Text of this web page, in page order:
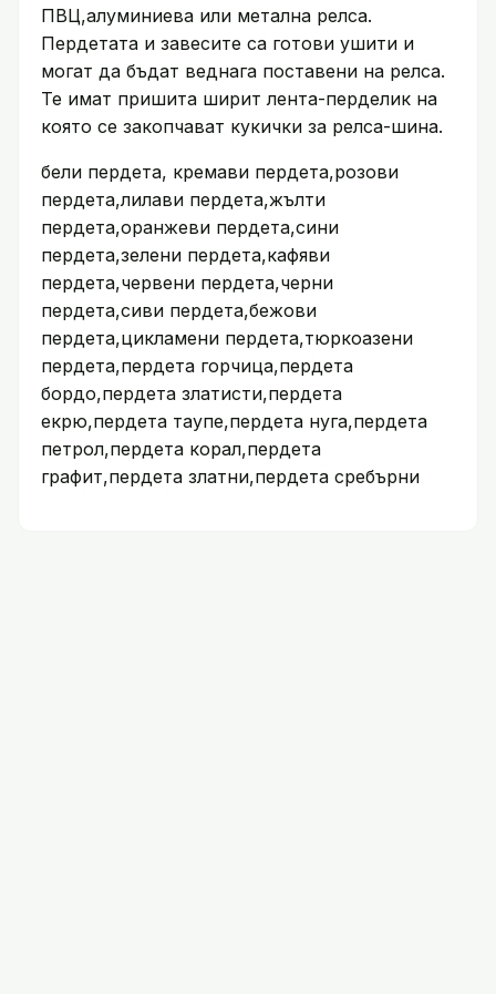
ПВЦ,алуминиева или метална релса.
Пердетата и завесите са готови ушити и
могат да бъдат веднага поставени на релса.
Те имат пришита ширит лента-перделик на
която се закопчават кукички за релса-шина.
бели пердета, кремави пердета,розови
пердета,лилави пердета,жълти
пердета,оранжеви пердета,сини
пердета,зелени пердета,кафяви
пердета,червени пердета,черни
пердета,сиви пердета,бежови
пердета,цикламени пердета,тюркоазени
пердета,пердета горчица,пердета
бордо,пердета златисти,пердета
екрю,пердета таупе,пердета нуга,пердета
петрол,пердета корал,пердета
графит,пердета златни,пердета сребърни